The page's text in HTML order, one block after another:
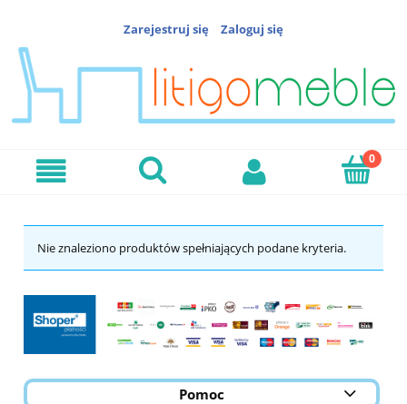
Zarejestruj się Zaloguj się
Nie znaleziono produktów spełniających podane kryteria.
Pomoc